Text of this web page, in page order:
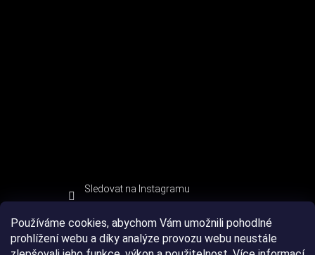
Používáme cookies, abychom Vám umožnili pohodlné
prohlížení webu a díky analýze provozu webu neustále
Sledovat na Instagramu